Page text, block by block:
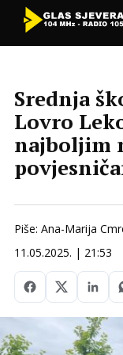
Srednja
Lovro
najboljim
Piše: Ana-Marija
11.05.2025. | 21:53